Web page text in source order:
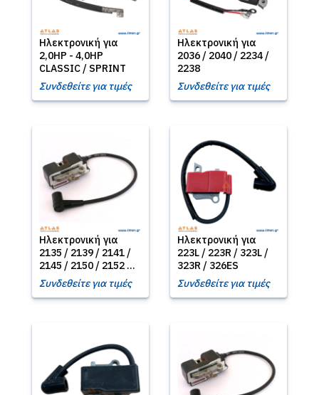
Ηλεκτρονική για
2,0HP - 4,0HP
CLASSIC / SPRINT
Συνδεθείτε για τιμές
Ηλεκτρονική για
2036 / 2040 / 2234 /
2238
Συνδεθείτε για τιμές
Ηλεκτρονική για
2135 / 2139 / 2141 /
2145 / 2150 / 2152 ...
Συνδεθείτε για τιμές
Ηλεκτρονική για
223L / 223R / 323L /
323R / 326ES
Συνδεθείτε για τιμές